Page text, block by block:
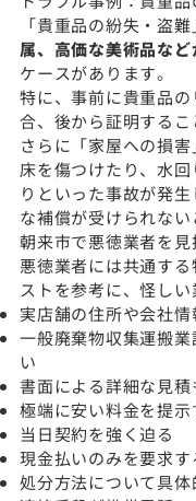
「貴重品の紛失・盗
属、高価な美術品な
ケースがあります。
特に、事前に貴重品
合、後から証明するこ
さらに「家屋への損
床を傷つけたり、水
りといった事故が発
な補償が受けられない
朝来市で悪徳業者を
悪徳業者には共通す
ストを参考に、怪しい
実店舗の住所や会社
一般廃棄物収集運搬
い
書面による詳細な見
極端に安い料金を提示
当日契約を強く迫る
現金払いのみを要求す
処分方法について具